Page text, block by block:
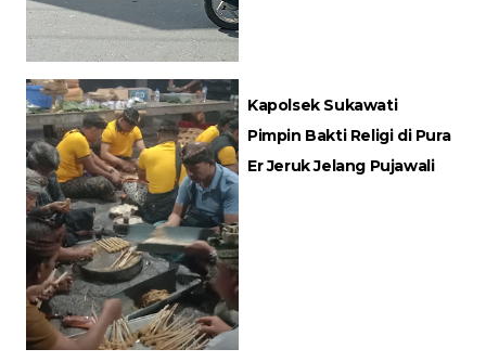
Kapolsek Sukawati
Pimpin Bakti Religi di Pura
Er Jeruk Jelang Pujawali